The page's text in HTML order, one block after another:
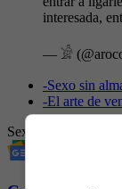
interesada,
— 𓀂
-Sexo sin
-El arte de
Sexo